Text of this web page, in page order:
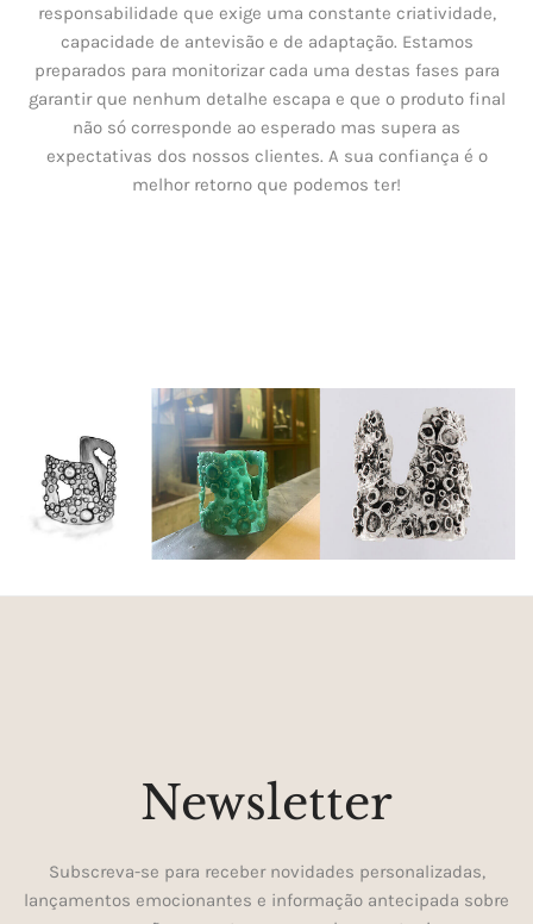
responsabilidade que exige uma constante criatividade,
capacidade de antevisão e de adaptação. Estamos
preparados para monitorizar cada uma destas fases para
garantir que nenhum detalhe escapa e que o produto final
não só corresponde ao esperado mas supera as
expectativas dos nossos clientes. A sua confiança é o
melhor retorno que podemos ter!
Newsletter
Subscreva-se para receber novidades personalizadas,
lançamentos emocionantes e informação antecipada sobre